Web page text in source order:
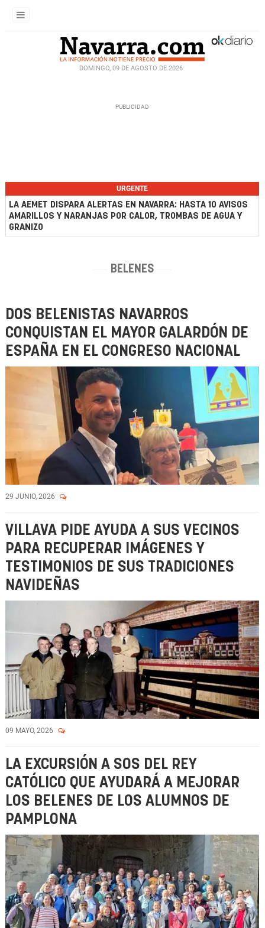
DOMINGO, 09 DE AGOSTO DE 2026
URGENTE
LA AEMET DISPARA ALERTAS EN NAVARRA: HASTA 10 AVISOS
AMARILLOS Y NARANJAS POR CALOR, TROMBAS DE AGUA Y
GRANIZO
BELENES
DOS BELENISTAS NAVARROS
CONQUISTAN EL MAYOR GALARDÓN DE
ESPAÑA EN EL CONGRESO NACIONAL
29 JUNIO, 2026
VILLAVA PIDE AYUDA A SUS VECINOS
PARA RECUPERAR IMÁGENES Y
TESTIMONIOS DE SUS TRADICIONES
NAVIDEÑAS
09 MAYO, 2026
LA EXCURSIÓN A SOS DEL REY
CATÓLICO QUE AYUDARÁ A MEJORAR
LOS BELENES DE LOS ALUMNOS DE
PAMPLONA